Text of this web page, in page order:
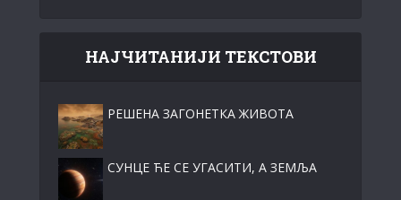
НАЈЧИТАНИЈИ ТЕКСТОВИ
РЕШЕНА ЗАГОНЕТКА ЖИВОТА
СУНЦЕ ЋЕ СЕ УГАСИТИ, А ЗЕМЉА